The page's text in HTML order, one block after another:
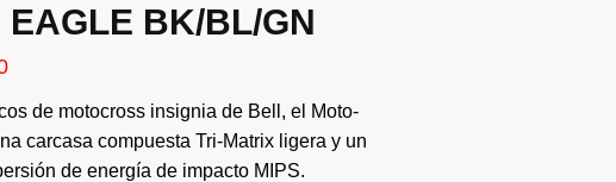
EAGLE BK/BL/GN
de motocross insignia de Bell, el Moto-
carcasa compuesta Tri-Matrix ligera y un
de energía de impacto MIPS.